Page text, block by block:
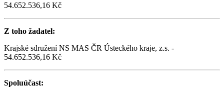
54.652.536,16 Kč
Z toho žadatel:
Krajské sdružení NS MAS ČR Ústeckého kraje, z.s. -
54.652.536,16 Kč
Spoluúčast: